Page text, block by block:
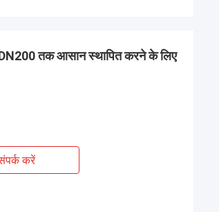
तक आसान स्थापित करने के लिए
करें